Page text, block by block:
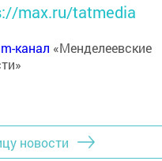
max.ru/tatmedia
канал «Менделеевские
новости